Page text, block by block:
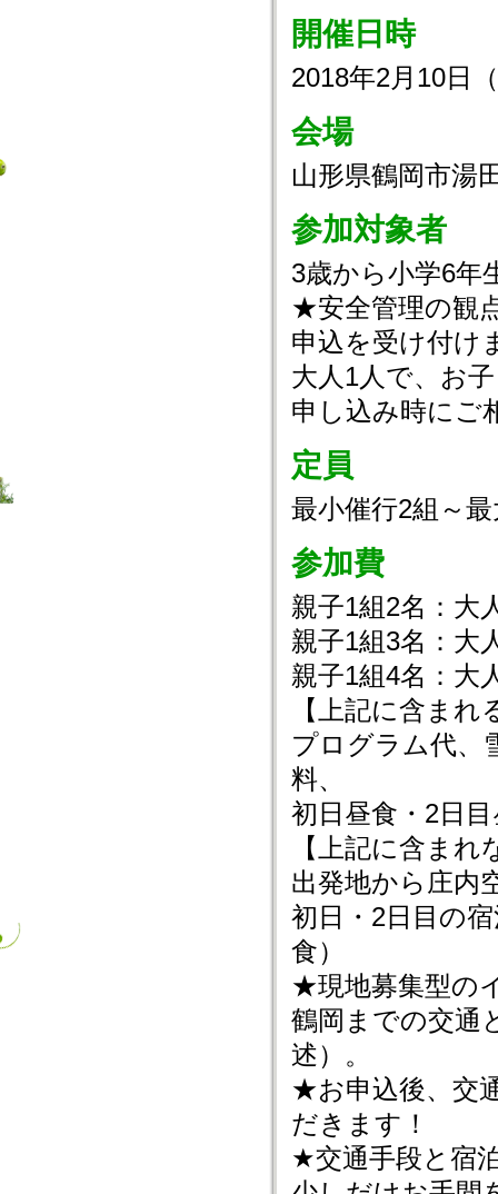
開催日時
2018年2月10日
会場
山形県鶴岡市湯
参加対象者
3歳から小学6年
★安全管理の観
申込を受け付け
大人1人で、お
申し込み時にご
定員
最小催行2組～
参加費
親子1組2名：大
親子1組3名：大
親子1組4名：大
【上記に含まれ
プログラム代、
料、
初日昼食・2日
【上記に含まれ
出発地から庄内
初日・2日目の
食）
★現地募集型の
鶴岡までの交通
述）。
★お申込後、交
だきます！
★交通手段と宿